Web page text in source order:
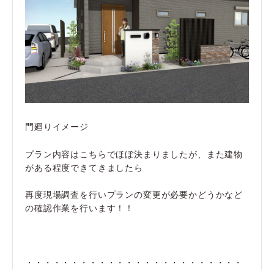
門廻りイメージ
プラン内容はこちらでほぼ決まりましたが、また建物
がある程度できてきましたら
再度現場調査を行いプランの変更が必要かどうかなど
の確認作業を行います！！
・・・・・・・・・・・・・・・・・・・・・・・・